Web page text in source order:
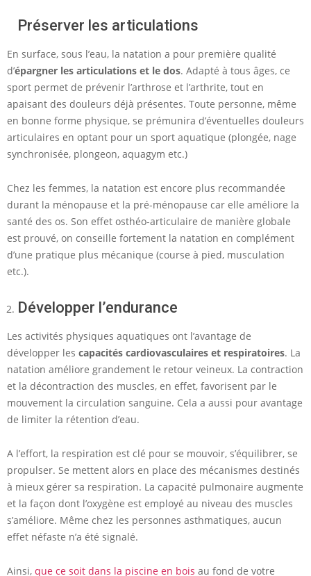
Préserver les articulations
En surface, sous l’eau, la natation a pour première qualité
d’épargner les articulations et le dos. Adapté à tous âges, ce
sport permet de prévenir l’arthrose et l’arthrite, tout en
apaisant des douleurs déjà présentes. Toute personne, même
en bonne forme physique, se prémunira d’éventuelles douleurs
articulaires en optant pour un sport aquatique (plongée, nage
synchronisée, plongeon, aquagym etc.)
Chez les femmes, la natation est encore plus recommandée
durant la ménopause et la pré-ménopause car elle améliore la
santé des os. Son effet osthéo-articulaire de manière globale
est prouvé, on conseille fortement la natation en complément
d’une pratique plus mécanique (course à pied, musculation
etc.).
Développer l’endurance
Les activités physiques aquatiques ont l’avantage de
développer les capacités cardiovasculaires et respiratoires. La
natation améliore grandement le retour veineux. La contraction
et la décontraction des muscles, en effet, favorisent par le
mouvement la circulation sanguine. Cela a aussi pour avantage
de limiter la rétention d’eau.
A l’effort, la respiration est clé pour se mouvoir, s’équilibrer, se
propulser. Se mettent alors en place des mécanismes destinés
à mieux gérer sa respiration. La capacité pulmonaire augmente
et la façon dont l’oxygène est employé au niveau des muscles
s’améliore. Même chez les personnes asthmatiques, aucun
effet néfaste n’a été signalé.
Ainsi, que ce soit dans la piscine en bois au fond de votre